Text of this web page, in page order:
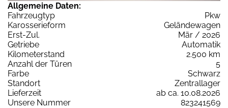
Allgemeine Daten:
Fahrzeugtyp
Pkw
Karosserieform
Geländewagen
Erst-Zul.
Mär / 2026
Getriebe
Automatik
Kilometerstand
2.500 km
Anzahl der Türen
5
Farbe
Schwarz
Standort
Zentrallager
Lieferzeit
ab ca. 10.08.2026
Unsere Nummer
823241569